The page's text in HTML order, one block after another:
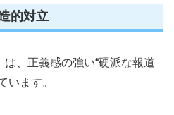
的対立
、正義感の強い“硬派な報道
います。